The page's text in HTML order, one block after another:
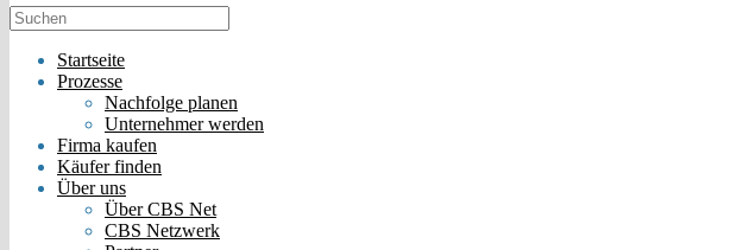
Startseite
Prozesse
Nachfolge planen
Unternehmer werden
Firma kaufen
Käufer finden
Über uns
Über CBS Net
CBS Netzwerk